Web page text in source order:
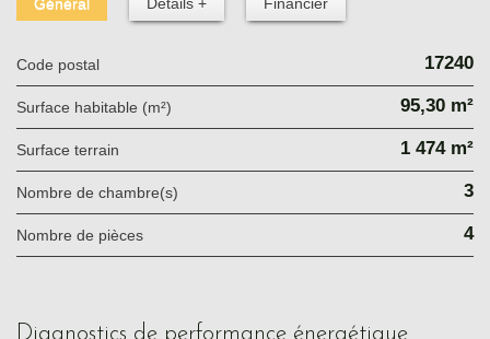
Code postal 17240
Surface habitable (m²) 95,30 m²
surface terrain 1 474 m²
Nombre de chambre(s) 3
Nombre de pièces 4
diagnostics de performance énergétique